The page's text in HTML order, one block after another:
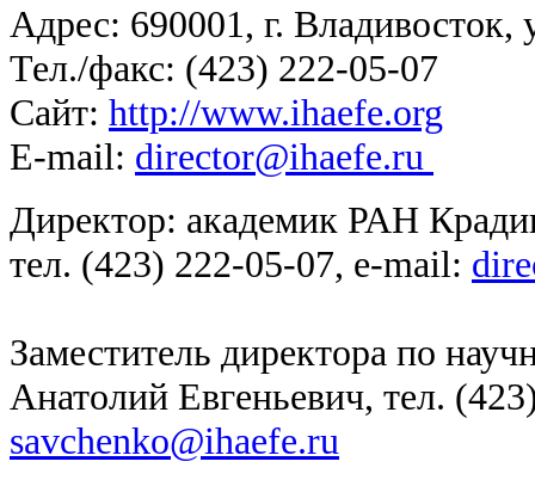
Адрес: 690001, г.
Тел./факс: (423) 222-05-07
Сайт: http://www.ihaefe.org
E-mail: director@ihaefe.ru
Директор: академик РАН
тел. (423) 222-05-07, e-mail:
Заместитель директора по
Анатолий Евгеньевич, тел.
savchenko@ihaefe.ru